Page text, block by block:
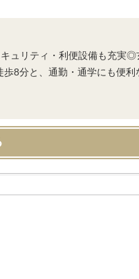
ュリティ・利便設備も充実◎
8分と、通勤・通学にも便利